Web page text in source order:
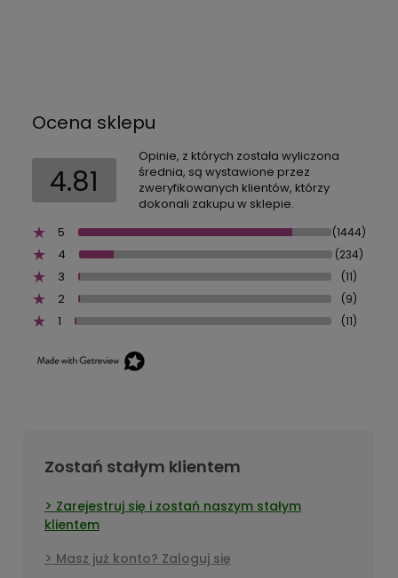
Ocena sklepu
4.81
Opinie, z których została wyliczona
średnia, są wystawione przez
zweryfikowanych klientów, którzy
dokonali zakupu w sklepie.
5
(1444)
4 (234)
3 (11)
2 (9)
1 (11)
Zostań stałym klientem
Zarejestruj się i zostań naszym stałym
klientem
Masz już konto? Zaloguj się